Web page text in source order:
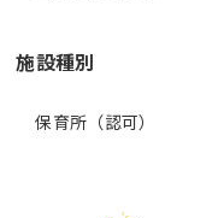
施設種別
保育所（認可）